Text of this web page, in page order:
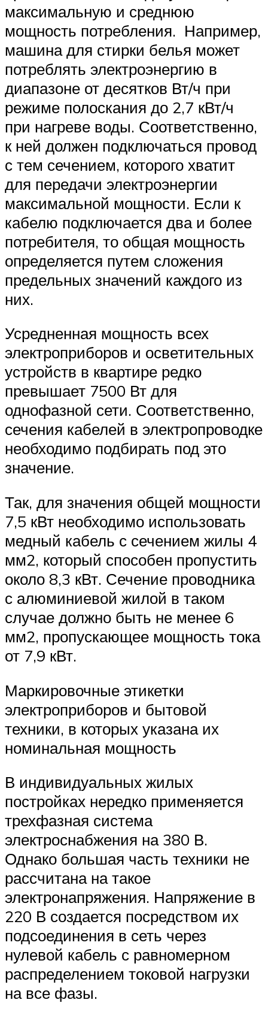
максимальную и среднюю
мощность потребления. Например,
машина для стирки белья может
потреблять электроэнергию в
диапазоне от десятков Вт/ч при
режиме полоскания до 2,7 кВт/ч
при нагреве воды. Соответственно,
к ней должен подключаться провод
с тем сечением, которого хватит
для передачи электроэнергии
максимальной мощности. Если к
кабелю подключается два и более
потребителя, то общая мощность
определяется путем сложения
предельных значений каждого из
них.
Усредненная мощность всех
электроприборов и осветительных
устройств в квартире редко
превышает 7500 Вт для
однофазной сети. Соответственно,
сечения кабелей в электропроводке
необходимо подбирать под это
значение.
Так, для значения общей мощности
7,5 кВт необходимо использовать
медный кабель с сечением жилы 4
мм2, который способен пропустить
около 8,3 кВт. Сечение проводника
с алюминиевой жилой в таком
случае должно быть не менее 6
мм2, пропускающее мощность тока
от 7,9 кВт.
Маркировочные этикетки
электроприборов и бытовой
техники, в которых указана их
номинальная мощность
В индивидуальных жилых
постройках нередко применяется
трехфазная система
электроснабжения на 380 В.
Однако большая часть техники не
рассчитана на такое
электронапряжения. Напряжение в
220 В создается посредством их
подсоединения в сеть через
нулевой кабель с равномерном
распределением токовой нагрузки
на все фазы.